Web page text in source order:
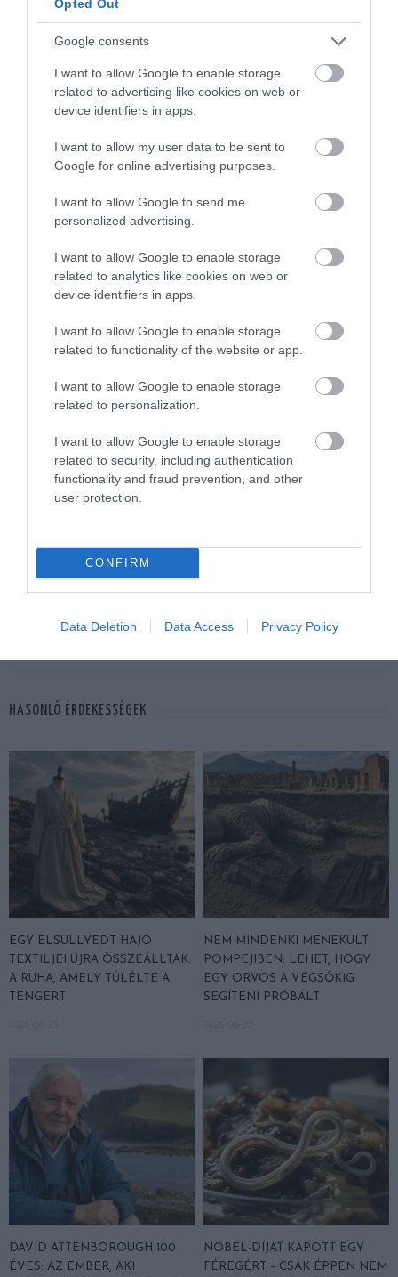
Opted Out
Google consents
I want to allow Google to enable storage
related to advertising like cookies on web or
device identifiers in apps.
I want to allow my user data to be sent to
Google for online advertising purposes.
I want to allow Google to send me
personalized advertising.
I want to allow Google to enable storage
related to analytics like cookies on web or
device identifiers in apps.
I want to allow Google to enable storage
related to functionality of the website or app.
I want to allow Google to enable storage
related to personalization.
I want to allow Google to enable storage
related to security, including authentication
functionality and fraud prevention, and other
user protection.
CONFIRM
Data Deletion Data Access Privacy Policy
ELŐZŐ CIKK
KÖVETKEZŐ CIKK
KISFIÚK (ÉS NAGYFIÚK) ÁLMA: TRAKTOR VAGY TEHERAUTÓ
ÁLTAL INSPIRÁLT TÁRGYAK
HASONLÓ ÉRDEKESSÉGEK
EGY ELSÜLLYEDT HAJÓ
TEXTILJEI ÚJRA ÖSSZEÁLLTAK:
A RUHA, AMELY TÚLÉLTE A
TENGERT
NEM MINDENKI MENEKÜLT
POMPEJIBEN: LEHET, HOGY
EGY ORVOS A VÉGSŐKIG
SEGÍTENI PRÓBÁLT
DAVID ATTENBOROUGH 100
ÉVES: AZ EMBER, AKI
NOBEL-DÍJAT KAPOTT EGY
FÉREGÉRT – CSAK ÉPPEN NEM